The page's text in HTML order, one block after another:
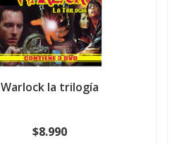
Warlock la trilogía
$8.990